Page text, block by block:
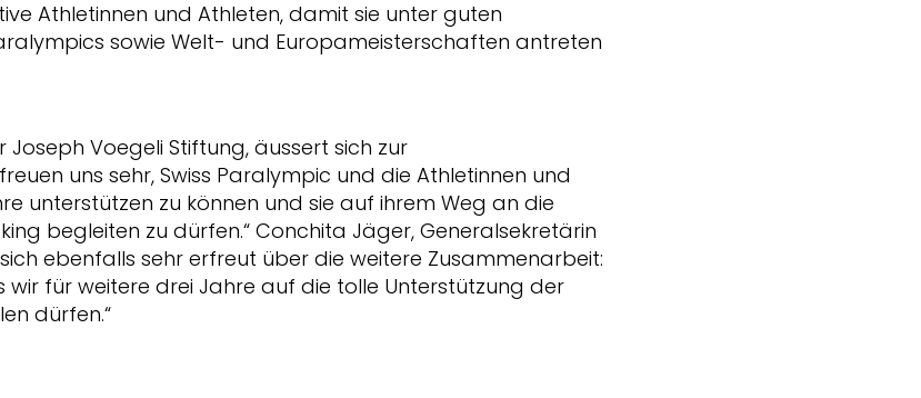
Athletinnen und Athleten, damit sie unter guten
sowie Welt- und Europameisterschaften antreten
Joseph Voegeli Stiftung, äussert sich zur
uns sehr, Swiss Paralympic und die Athletinnen und
unterstützen zu können und sie auf ihrem Weg an die
begleiten zu dürfen.“ Conchita Jäger, Generalsekretärin
ebenfalls sehr erfreut über die weitere Zusammenarbeit:
wir für weitere drei Jahre auf die tolle Unterstützung der
dürfen.“